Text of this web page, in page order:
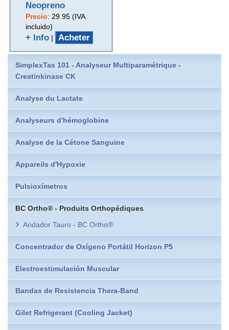
Neopreno
Precio: 29.95 (IVA
incluido)
+ Info | Acheter
SimplexTas 101 - Analyseur Multiparamétrique -
Creatinkinase CK
Analyse du Lactate
Analyseurs d'hémoglobine
Analyse de la Cétone Sanguine
Appareils d'Hypoxie
Pulsioxímetros
BC Ortho® - Produits Orthopédiques
Andador Tauro - BC Ortho®
Concentrador de Oxígeno Portátil Horizon P5
Electroestimulación Muscular
Bandas de Resistencia Thera-Band
Gilet Refrigerant (Cooling Jacket)